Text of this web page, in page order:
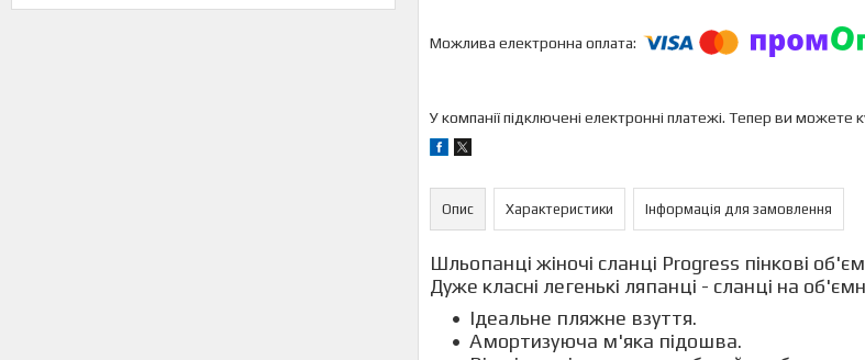
У компанії підключені електронні платежі. Тепер ви
Опис Характеристики Інформація для замовлення
Шльопанці жіночі сланці Progress пінкові
Дуже класні легенькі ляпанці - сланці на
Ідеальне пляжне взуття.
Амортизуюча м'яка підошва.